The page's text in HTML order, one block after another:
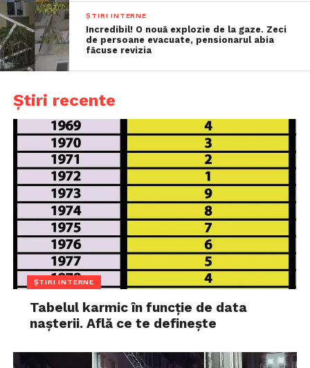
ȘTIRI INTERNE
Incredibil! O nouă explozie de la gaze. Zeci
de persoane evacuate, pensionarul abia
făcuse revizia
Știri recente
ȘTIRI INTERNE
Tabelul karmic în funcție de data
nașterii. Află ce te definește